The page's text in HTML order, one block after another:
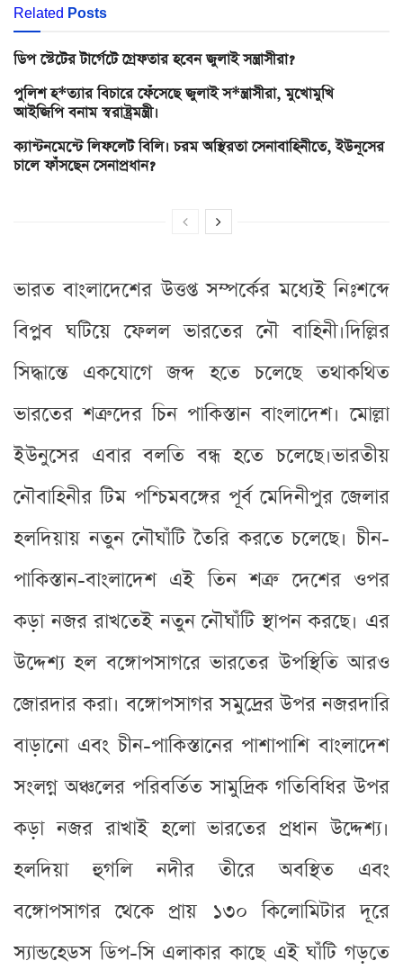
Related Posts
ডিপ স্টেটের টার্গেটে গ্রেফতার হবেন জুলাই সন্ত্রাসীরা?
পুলিশ হ*ত্যার বিচারে ফেঁসেছে জুলাই স*ন্ত্রাসীরা, মুখোমুখি
আইজিপি বনাম স্বরাষ্ট্রমন্ত্রী।
ক্যান্টনমেন্টে লিফলেট বিলি। চরম অস্থিরতা সেনাবাহিনীতে, ইউনূসের
চালে ফাঁসছেন সেনাপ্রধান?
ভারত বাংলাদেশের উত্তপ্ত সম্পর্কের মধ্যেই নিঃশব্দে
বিপ্লব ঘটিয়ে ফেলল ভারতের নৌ বাহিনী।দিল্লির
সিদ্ধান্তে একযোগে জব্দ হতে চলেছে তথাকথিত
ভারতের শত্রুদের চিন পাকিস্তান বাংলাদেশ। মোল্লা
ইউনুসের এবার বলতি বন্ধ হতে চলেছে।ভারতীয়
নৌবাহিনীর টিম পশ্চিমবঙ্গের পূর্ব মেদিনীপুর জেলার
হলদিয়ায় নতুন নৌঘাঁটি তৈরি করতে চলেছে। চীন-
পাকিস্তান-বাংলাদেশ এই তিন শত্রু দেশের ওপর
কড়া নজর রাখতেই নতুন নৌঘাঁটি স্থাপন করছে। এর
উদ্দেশ্য হল বঙ্গোপসাগরে ভারতের উপস্থিতি আরও
জোরদার করা। বঙ্গোপসাগর সমুদ্রের উপর নজরদারি
বাড়ানো এবং চীন-পাকিস্তানের পাশাপাশি বাংলাদেশ
সংলগ্ন অঞ্চলের পরিবর্তিত সামুদ্রিক গতিবিধির উপর
কড়া নজর রাখাই হলো ভারতের প্রধান উদ্দেশ্য।
হলদিয়া হুগলি নদীর তীরে অবস্থিত এবং
বঙ্গোপসাগর থেকে প্রায় ১৩০ কিলোমিটার দূরে
স্যান্ডহেডস ডিপ-সি এলাকার কাছে এই ঘাঁটি গড়তে